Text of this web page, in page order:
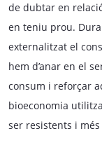
de dubtar en
en teniu prou.
externalitzat el
hem d’anar en el
consum i reforçar
bioeconomia
ser resistents i